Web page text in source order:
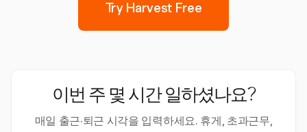
Try Harvest Free
이번 주 몇 시간 일하셨나요?
매일 출근·퇴근 시각을 입력하세요. 휴게, 초과근무,